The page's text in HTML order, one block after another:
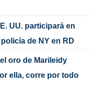
UU. participará en
de NY en RD
oro de Marileidy
ella, corre por todo